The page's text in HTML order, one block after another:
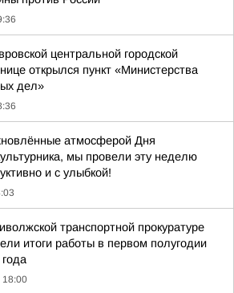
центральной городской
открылся пункт «Министерства
дел»
атмосферой Дня
мы провели эту неделю
и с улыбкой!
транспортной прокуратуре
итоги работы в первом полугодии
18:00